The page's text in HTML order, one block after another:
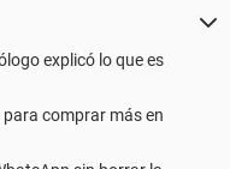
explicó lo que es
para comprar más en